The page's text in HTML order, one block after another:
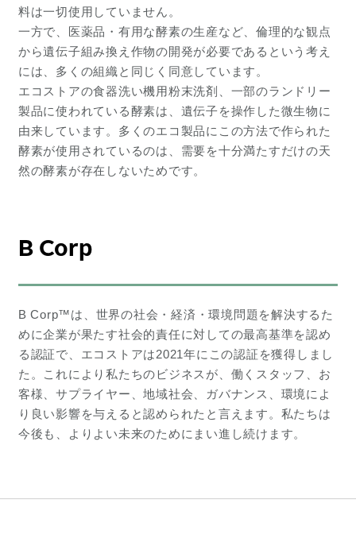
料は一切使用していません。
一方で、医薬品・有用な酵素の生産など、倫理的な観点
から遺伝子組み換え作物の開発が必要であるという考え
には、多くの組織と同じく同意しています。
エコストアの食器洗い機用粉末洗剤、一部のランドリー
製品に使われている酵素は、遺伝子を操作した微生物に
由来しています。多くのエコ製品にこの方法で作られた
酵素が使用されているのは、需要を十分満たすだけの天
然の酵素が存在しないためです。
B Corp
B Corp™は、世界の社会・経済・環境問題を解決するた
めに企業が果たす社会的責任に対しての最高基準を認め
る認証で、エコストアは2021年にこの認証を獲得しまし
た。これにより私たちのビジネスが、働くスタッフ、お
客様、サプライヤー、地域社会、ガバナンス、環境によ
り良い影響を与えると認められたと言えます。私たちは
今後も、よりよい未来のためにまい進し続けます。